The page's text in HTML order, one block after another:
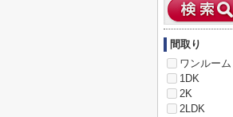
間取り
ワンルーム
1DK
2K
2LDK